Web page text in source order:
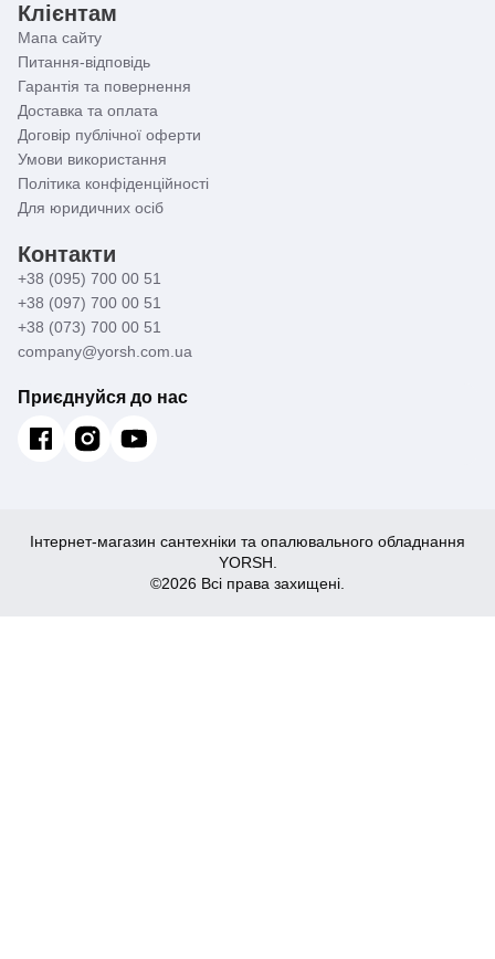
Клієнтам
Мапа сайту
Питання-відповідь
Гарантія та повернення
Доставка та оплата
Договір публічної оферти
Умови використання
Політика конфіденційності
Для юридичних осіб
Контакти
+38 (095) 700 00 51
+38 (097) 700 00 51
+38 (073) 700 00 51
company@yorsh.com.ua
Приєднуйся до нас
Інтернет-магазин сантехніки та опалювального обладнання
YORSH.
©2026 Всі права захищені.